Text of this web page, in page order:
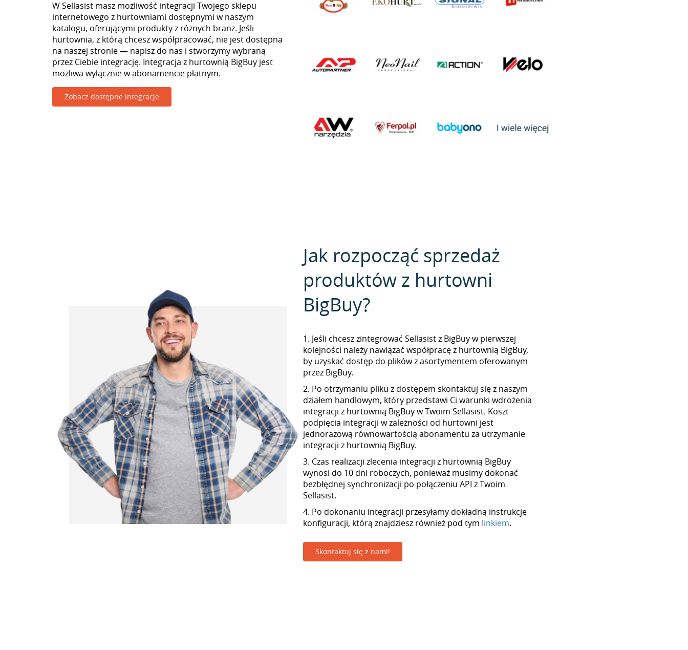
W Sellasist masz możliwość integracji Twojego sklepu
internetowego z hurtowniami dostępnymi w naszym
katalogu, oferującymi produkty z różnych branż. Jeśli
hurtownia, z którą chcesz współpracować, nie jest dostępna
na naszej stronie — napisz do nas i stworzymy wybraną
przez Ciebie integrację. Integracja z hurtownią BigBuy jest
możliwa wyłącznie w abonamencie płatnym.
Zobacz dostępne integracje
Jak rozpocząć sprzedaż
produktów z hurtowni
BigBuy?
1. Jeśli chcesz zintegrować Sellasist z BigBuy w pierwszej
kolejności należy nawiązać współpracę z hurtownią BigBuy,
by uzyskać dostęp do plików z asortymentem oferowanym
przez BigBuy.
2. Po otrzymaniu pliku z dostępem skontaktuj się z naszym
działem handlowym, który przedstawi Ci warunki wdrożenia
integracji z hurtownią BigBuy w Twoim Sellasist. Koszt
podpięcia integracji w zależności od hurtowni jest
jednorazową równowartością abonamentu za utrzymanie
integracji z hurtownią BigBuy.
3. Czas realizacji zlecenia integracji z hurtownią BigBuy
wynosi do 10 dni roboczych, ponieważ musimy dokonać
bezbłędnej synchronizacji po połączeniu API z Twoim
Sellasist.
4. Po dokonaniu integracji przesyłamy dokładną instrukcję
konfiguracji, którą znajdziesz również pod tym linkiem.
Skontaktuj się z nami!